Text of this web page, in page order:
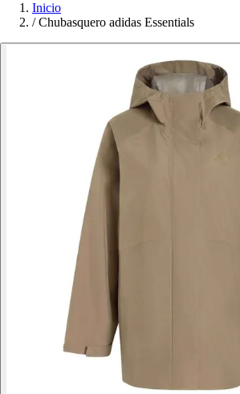
Inicio
/ Chubasquero adidas Essentials